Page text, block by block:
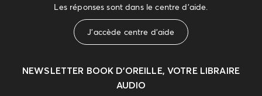
Les réponses sont dans le centre d'aide.
J'accède centre d'aide
NEWSLETTER BOOK D’OREILLE, VOTRE LIBRAIRE
AUDIO